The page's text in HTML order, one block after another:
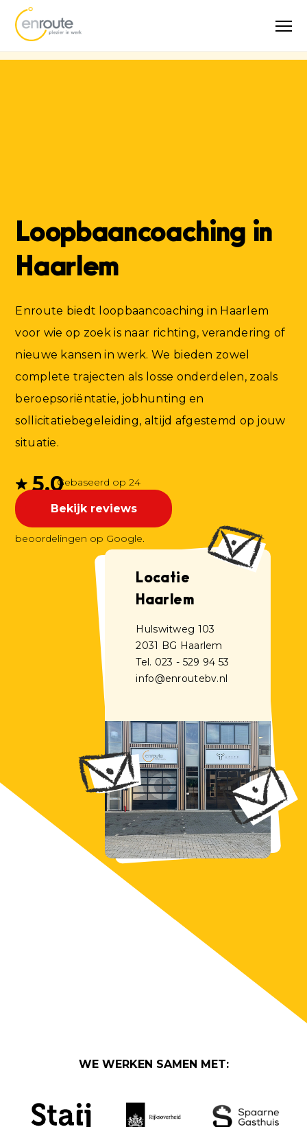
5,0
(73 reviews)
Loopbaancoaching in
Haarlem
Enroute biedt loopbaancoaching in Haarlem
voor wie op zoek is naar richting, verandering of
nieuwe kansen in werk. We bieden zowel
complete trajecten als losse onderdelen, zoals
beroepsoriëntatie, jobhunting en
sollicitatiebegeleiding, altijd afgestemd op jouw
situatie.
5.0
Bekijk reviews
Gebaseerd op 24
beoordelingen op Google.
Locatie
Haarlem
Hulswitweg 103
2031 BG Haarlem
Tel. 023 - 529 94 53
info@enroutebv.nl
WE WERKEN SAMEN MET: